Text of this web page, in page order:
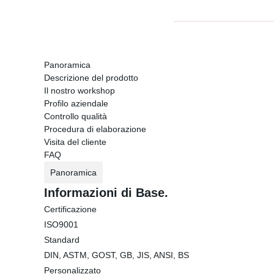
Panoramica
Descrizione del prodotto
Il nostro workshop
Profilo aziendale
Controllo qualità
Procedura di elaborazione
Visita del cliente
FAQ
Panoramica
Informazioni di Base.
Certificazione
ISO9001
Standard
DIN, ASTM, GOST, GB, JIS, ANSI, BS
Personalizzato